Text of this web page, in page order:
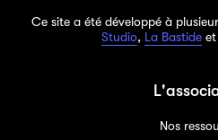
Ce site a été développé à
Studio, La Bastideet
Nos